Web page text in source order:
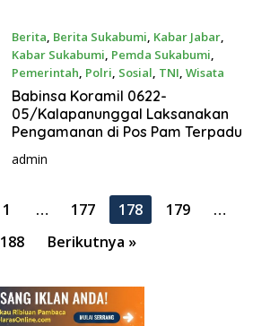
Berita, Berita Sukabumi, Kabar Jabar,
Kabar Sukabumi, Pemda Sukabumi,
Pemerintah, Polri, Sosial, TNI, Wisata
12 April 2024
Babinsa Koramil 0622-
05/Kalapanunggal Laksanakan
Pengamanan di Pos Pam Terpadu
admin
1 … 177 178 179
…
188
Berikutnya »